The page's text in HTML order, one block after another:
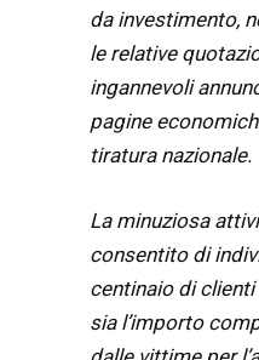
da investimento,
le relative
ingannevoli
pagine
tiratura nazionale.
La minuziosa
consentito di
centinaio di
sia l’importo